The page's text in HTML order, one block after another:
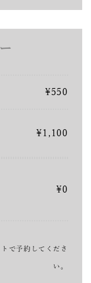
¥550
¥1,100
¥0
で予約してくださ
い。